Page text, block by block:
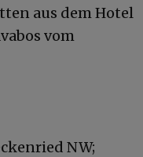
aus dem Hotel
vom
NW;